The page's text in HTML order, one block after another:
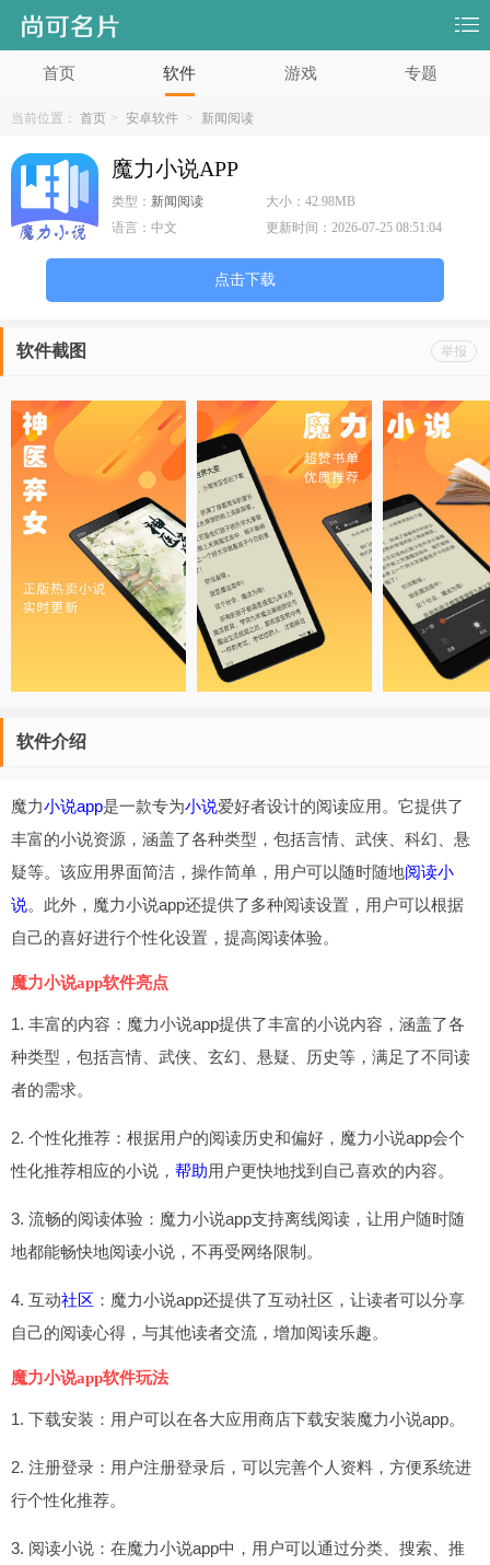
首页 软件 游戏 专题
当前位置： 首页 > 安卓软件 > 新闻阅读
魔力小说APP
类型： 新闻阅读 大小：42.98MB
语言： 中文 更新时间：2026-07-25 08:51:04
点击下载
举报
软件截图
软件介绍
魔力小说app是一款专为小说爱好者设计的阅读应用。它提供了
丰富的小说资源，涵盖了各种类型，包括言情、武侠、科幻、悬
疑等。该应用界面简洁，操作简单，用户可以随时随地阅读小
说。此外，魔力小说app还提供了多种阅读设置，用户可以根据
自己的喜好进行个性化设置，提高阅读体验。
魔力小说app软件亮点
1. 丰富的内容：魔力小说app提供了丰富的小说内容，涵盖了各
种类型，包括言情、武侠、玄幻、悬疑、历史等，满足了不同读
者的需求。
2. 个性化推荐：根据用户的阅读历史和偏好，魔力小说app会个
性化推荐相应的小说， 帮助用户更快地找到自己喜欢的内容。
3. 流畅的阅读体验：魔力小说app支持离线阅读，让用户随时随
地都能畅快地阅读小说，不再受网络限制。
4. 互动社区 ：魔力小说app还提供了互动社区，让读者可以分享
自己的阅读心得，与其他读者交流，增加阅读乐趣。
魔力小说app软件玩法
1. 下载安装：用户可以在各大应用商店下载安装魔力小说app。
2. 注册登录：用户注册登录后，可以完善个人资料，方便系统进
行个性化推荐。
3. 阅读小说：在魔力小说app中，用户可以通过分类、搜索、推